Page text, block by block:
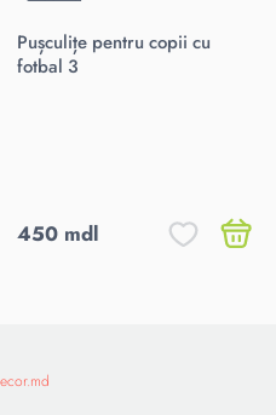
Pușculițe pentru copii cu
fotbal 3
450 mdl